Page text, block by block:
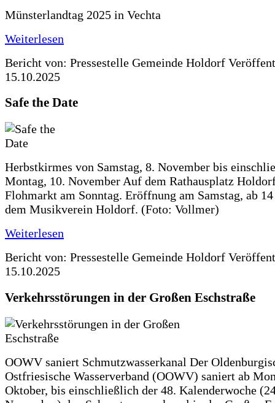
Münsterlandtag 2025 in Vechta
Weiterlesen
Bericht von: Pressestelle Gemeinde Holdorf
15.10.2025
Safe the Date
Herbstkirmes von Samstag, 8. November bis
Montag, 10. November Auf dem Rathausplatz
Flohmarkt am Sonntag. Eröffnung am Samstag, ab
dem Musikverein Holdorf. (Foto: Vollmer)
Weiterlesen
Bericht von: Pressestelle Gemeinde Holdorf
15.10.2025
Verkehrsstörungen in der Großen Eschstraße
OOWV saniert Schmutzwasserkanal Der
Ostfriesische Wasserverband (OOWV) saniert ab
Oktober, bis einschließlich der 48. Kalenderwoche